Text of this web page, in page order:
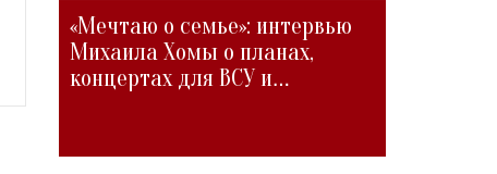
«Мечтаю о семье»: интервью
Михаила Хомы о планах,
концертах для ВСУ и